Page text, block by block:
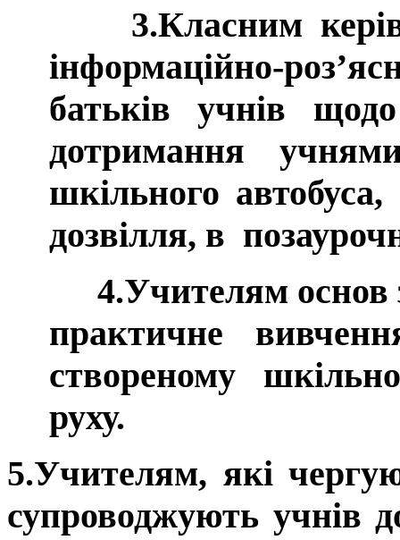
3.Класним
інформаційно-
батьків учнів
дотримання
шкільного
дозвілля, в
4.Учителям основ
практичне
створеному
руху.
5.Учителям, які
супроводжують учнів